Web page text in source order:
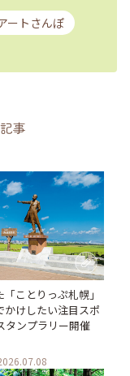
ートさんぽ
事
ことりっぷ札幌」
かけしたい注目スポ
タンプラリー開催